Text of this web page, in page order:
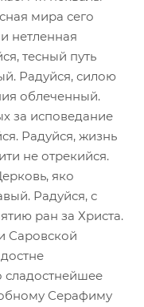
мира сего
нетленная
тесный путь
Радуйся, силою
облеченный.
за исповедание
Радуйся, жизнь
не отрекийся.
яко
Радуйся, с
ран за Христа.
Саровской
сладостнейшее
Серафиму